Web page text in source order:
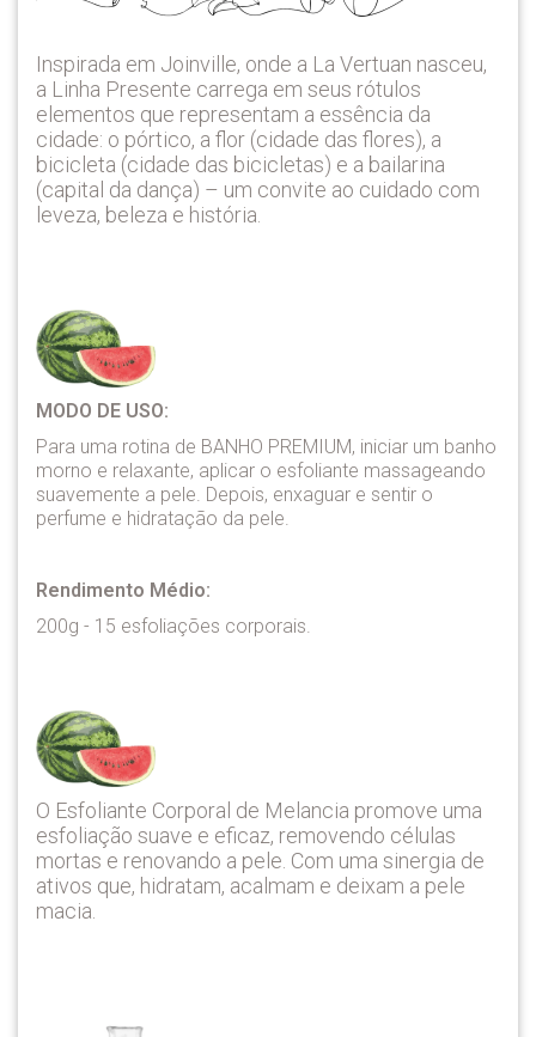
Inspirada em Joinville, onde a La Vertuan nasceu,
a Linha Presente carrega em seus rótulos
elementos que representam a essência da
cidade: o pórtico, a flor (cidade das flores), a
bicicleta (cidade das bicicletas) e a bailarina
(capital da dança) – um convite ao cuidado com
leveza, beleza e história.
MODO DE USO:
Para uma rotina de BANHO PREMIUM, iniciar um banho
morno e relaxante, aplicar o esfoliante massageando
suavemente a pele. Depois, enxaguar e sentir o
perfume e hidratação da pele.
Rendimento Médio:
200g - 15 esfoliações corporais.
O Esfoliante Corporal de Melancia promove uma
esfoliação suave e eficaz, removendo células
mortas e renovando a pele. Com uma sinergia de
ativos que, hidratam, acalmam e deixam a pele
macia.